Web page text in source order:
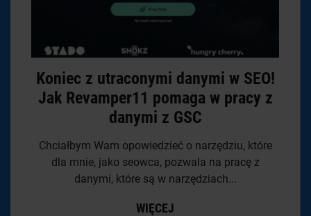
Koniec z utraconymi danymi w SEO!
Jak Revamper11 pomaga w pracy z
danymi z GSC
Chciałbym Wam opowiedzieć o narzędziu, które
dla mnie, jako seowca, pozwala na pracę z
danymi, które są w narzędziach...
WIĘCEJ